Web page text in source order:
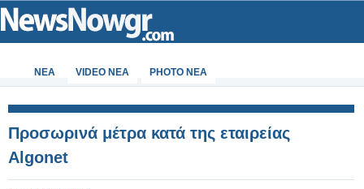
ΝΕΑ VIDEO NEA PHOTO NEA
Προσωρινά μέτρα κατά της εταιρείας
Algonet